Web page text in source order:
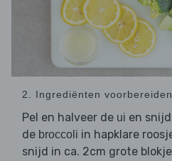
2. Ingrediënten voorbereiden
Pel en halveer de ui en
de broccoli in hapklare
snijd in ca. 2cm grote